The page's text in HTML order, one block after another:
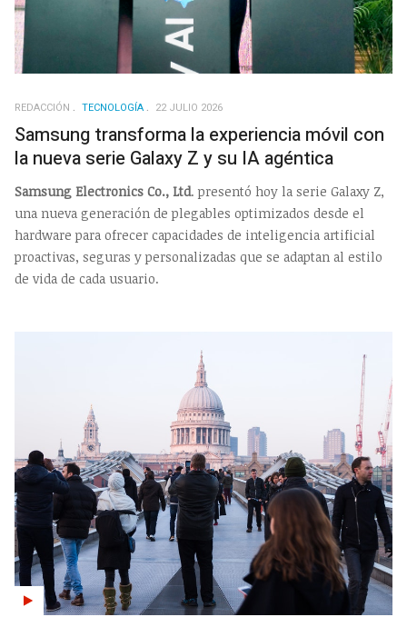
REDACCIÓN TECNOLOGÍA 22 JULIO 2026
Samsung transforma la experiencia móvil con
la nueva serie Galaxy Z y su IA agéntica
Samsung Electronics Co., Ltd. presentó hoy la serie Galaxy Z,
una nueva generación de plegables optimizados desde el
hardware para ofrecer capacidades de inteligencia artificial
proactivas, seguras y personalizadas que se adaptan al estilo
de vida de cada usuario.